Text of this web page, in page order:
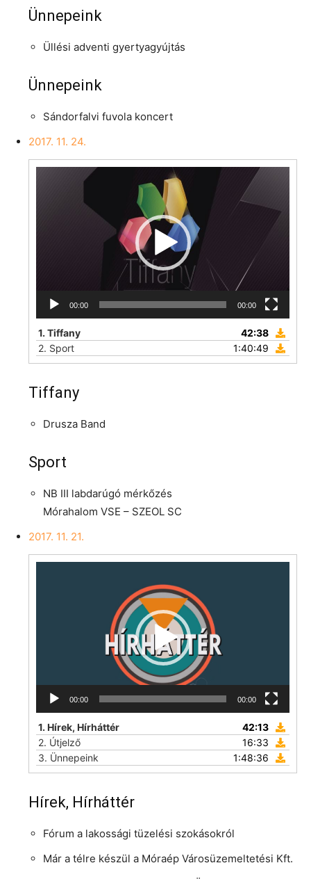
Ünnepeink
Üllési adventi gyertyagyújtás
Ünnepeink
Sándorfalvi fuvola koncert
2017. 11. 24.
Videólejátszó
00:00 00:00
1. Tiffany
42:38
2. Sport 1:40:49
Tiffany
Drusza Band
Sport
NB III labdarúgó mérkőzés
Mórahalom VSE – SZEOL SC
2017. 11. 21.
00:00 00:00
1. Hírek, Hírháttér
42:13
2. Útjelző
16:33
3. Ünnepeink 1:48:36
Hírek, Hírháttér
Fórum a lakossági tüzelési szokásokról
Már a télre készül a Móraép Városüzemeltetési Kft.